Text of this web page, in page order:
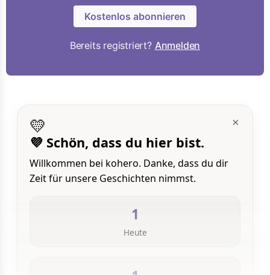
Kostenlos abonnieren
Bereits registriert? Anmelden
×
💛
💜 Schön, dass du hier bist.
Willkommen bei kohero. Danke, dass du dir
Zeit für unsere Geschichten nimmst.
1
Heute